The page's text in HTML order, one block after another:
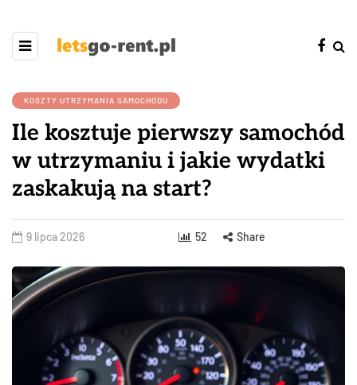
KOSZTY UTRZYMANIA SAMOCHODU
Ile kosztuje pierwszy samochód
w utrzymaniu i jakie wydatki
zaskakują na start?
9 lipca 2026 52 Share